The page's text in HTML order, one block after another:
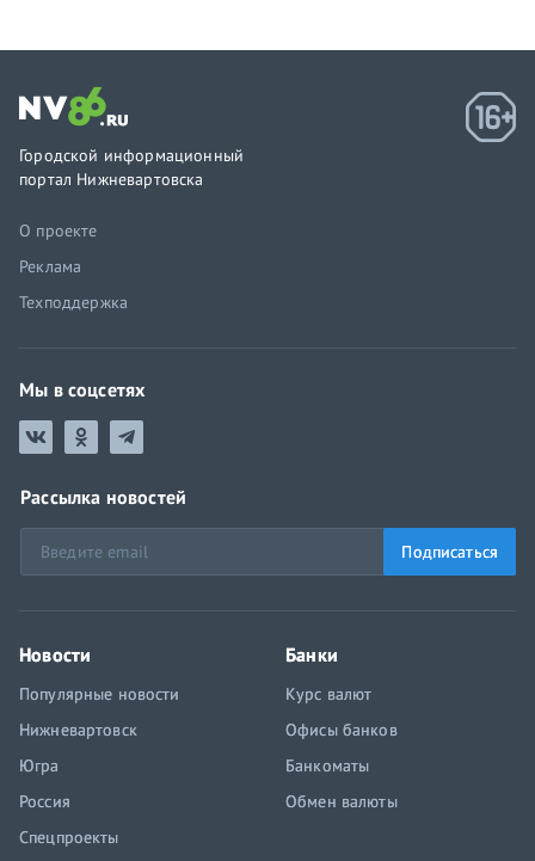
Городской информационный
портал Нижневартовска
О проекте
Реклама
Техподдержка
Мы в соцсетях
Рассылка новостей
Подписаться
Новости
Популярные новости
Нижневартовск
Югра
Россия
Спецпроекты
Банки
Курс валют
Офисы банков
Банкоматы
Обмен валюты